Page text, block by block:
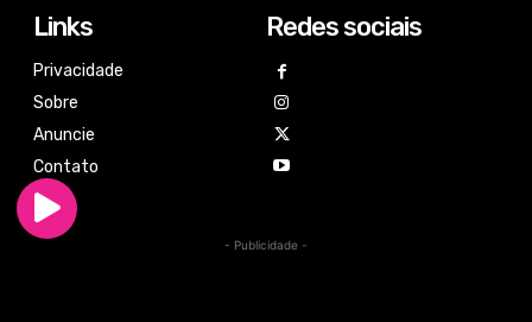
Links
Privacidade
Sobre
Anuncie
Contato
Redes sociais
- Publicidade -